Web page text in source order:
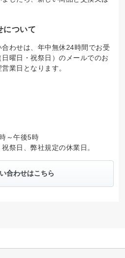
について
わせは、年中無休24時間でお受
曜日・祝祭日）のメールでのお
業日となります。
～午後5時
祭日、弊社規定の休業日。
合わせはこちら